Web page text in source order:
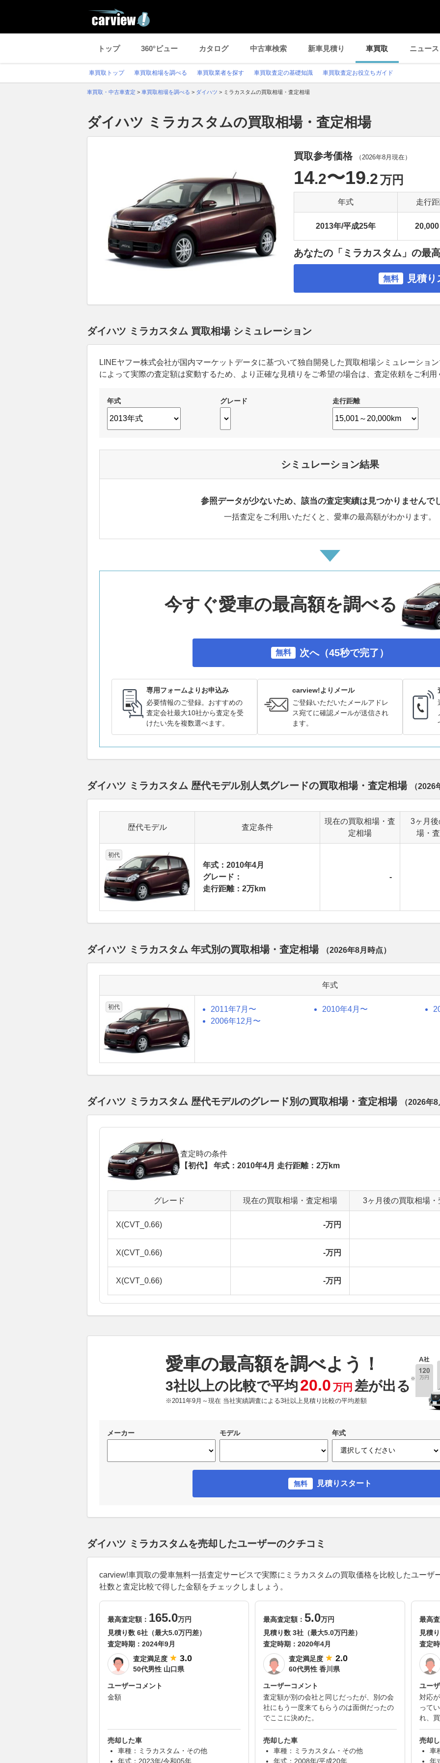
トップ 360°ビュー カタログ 中古車検索 新車見積り 車買取 ニュース
車買取トップ 車買取相場を調べる 車買取業者を探す 車買取査定の基礎知識 車買取査定お役立ちガイド
車買取・中古車査定 > 車買取相場を調べる > ダイハツ > ミラカスタムの買取相場・査定相場
ダイハツ ミラカスタムの買取相場・査定相場
買取参考価格 （2026年8月 現在）
14.2〜19.2万円
年式 走行
2013年/平成25年 20,000
あなたの「ミラカスタム」の最
無料 見積
ダイハツ ミラカスタム 買取相場 シミュレーション
LINEヤフー株式会社が国内マーケットデータに基づいて独自開発した買取相場シミュレーショ
によって実際の査定額は変動するため、より正確な見積りをご希望の場合は、査定依頼をご利用
年式 グレード 走行距離
シミュレーション結果
参照データが少ないため、該当の査定実績は見つかりませんで
一括査定をご利用いただくと、愛車の最高額がわかります。
今すぐ愛車の最高額を調べる
無料 次へ（45秒で完了）
専用フォームよりお申込み
必要情報のご登録。おすすめの
査定会社最大10社から査定を受
けたい先を複数選べます。
carview!よりメール
ご登録いただいたメールアドレ
ス宛てに確認メールが送信され
ます。
ダイハツ ミラカスタム 歴代モデル別人気グレードの買取相場・査定相場 （2026
歴代モデル 査定条件
現在の買取相場・査
定相場
3ヶ月
場・
初代
年式：2010年4月
グレード：
走行距離：2万km
-
ダイハツ ミラカスタム 年式別の買取相場・査定相場 （2026年8月 時点）
年式
初代 2011年7月〜 2010年4月〜
2006年12月〜
ダイハツ ミラカスタム 歴代モデルのグレード別の買取相場・査定相場 （2026年8
査定時の条件
【初代】 年式：2010年4月 走行距離：2万km
グレード 現在の買取相場・査定相場 3ヶ月後の買取相場・
X(CVT_0.66) -万円
X(CVT_0.66) -万円
X(CVT_0.66) -万円
愛車の最高額を調べよう！
3社以上の比較で平均20.0 万円 差が出る ※
※2011年9月～現在 当社実績調査による3社以上見積り比較の平均差額
メーカー モデル 年式
無料 見積りスタート
ダイハツ ミラカスタムを売却したユーザーのクチコミ
carview!車買取の愛車無料一括査定サービスで実際にミラカスタムの買取価格を比較したユーザ
社数と査定比較で得した金額をチェックしましょう。
最高査定額： 165.0万円
見積り数 6社（最大5.0万円差）
査定時期： 2024年9月
査定満足度
3.0
50代男性 山口県
ユーザーコメント
金額
売却した車
車種：ミラカスタム・その他
年式：2023年/令和05年
最高査定額：5.0万円
見積り数 3社（最大5.0万円差）
査定時期：2020年4月
査定満足度
2.0
60代男性 香川県
ユーザーコメント
査定額が別の会社と同じだったが、別の会
社にもう一度来てもらうのは面倒だったの
でここに決めた。
売却した車
車種：ミラカスタム・その他
年式：2008年/平成20年
最高
見積
査定
ユー
対応
って
れ、
売却
車
年